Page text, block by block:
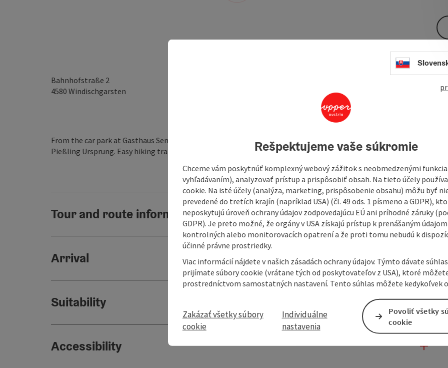
Bahnhofstraße 2
4580 Windischgarsten open inOpen
From the car park at Gasthaus Sengsschmid, follow the hiking trail to Sensenwerk, Stummermühle and
Pießling Ursprung. Easy hiking trail to the viewing platform.
Tour and route information
Arrival
Suitability
Accessibility
Rešpektujeme vaše súkromie
Chceme vám poskytnúť komplexný webový zážitok s neobmedzenými
vyhľadávaním), analyzovať prístup a prispôsobiť obsah. Na tieto účely
cookie. Na isté účely (analýza, marketing, prispôsobenie obsahu) môžu byť
prevedené do tretích krajín (napríklad USA) (čl. 49 ods. 1 písmeno a GDPR),
neposkytujú úroveň ochrany údajov zodpovedajúcu EÚ ani príhodné záruky
GDPR). Je preto možné, že orgány v USA získajú prístup k prenášaným
kontrolných alebo monitorovacích opatrení a že proti tomu nebudú k
účinné právne prostriedky.
Viac informácií nájdete v našich zásadách ochrany údajov. Týmto dávate
prijímate súbory cookie (vrátane tých od poskytovateľov z USA), ktoré
prostredníctvom samostatných nastavení. Tento súhlas môžete kedykoľvek
Zakázať všetky súbory
cookie
Individuálne
nastavenia
Povoliť všetky
cookie